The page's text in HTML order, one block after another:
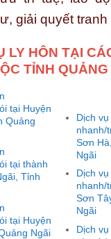
giải quyết tranh
LY HÔN TẠI
TỈNH QUẢNG
tại Huyện
Quảng
tại thành
Tỉnh
tại Huyện
Ngãi
Dịch
nhanh/
Sơn
Ngãi
Dịch
nhanh/
Sơn
Ngãi
Dịch